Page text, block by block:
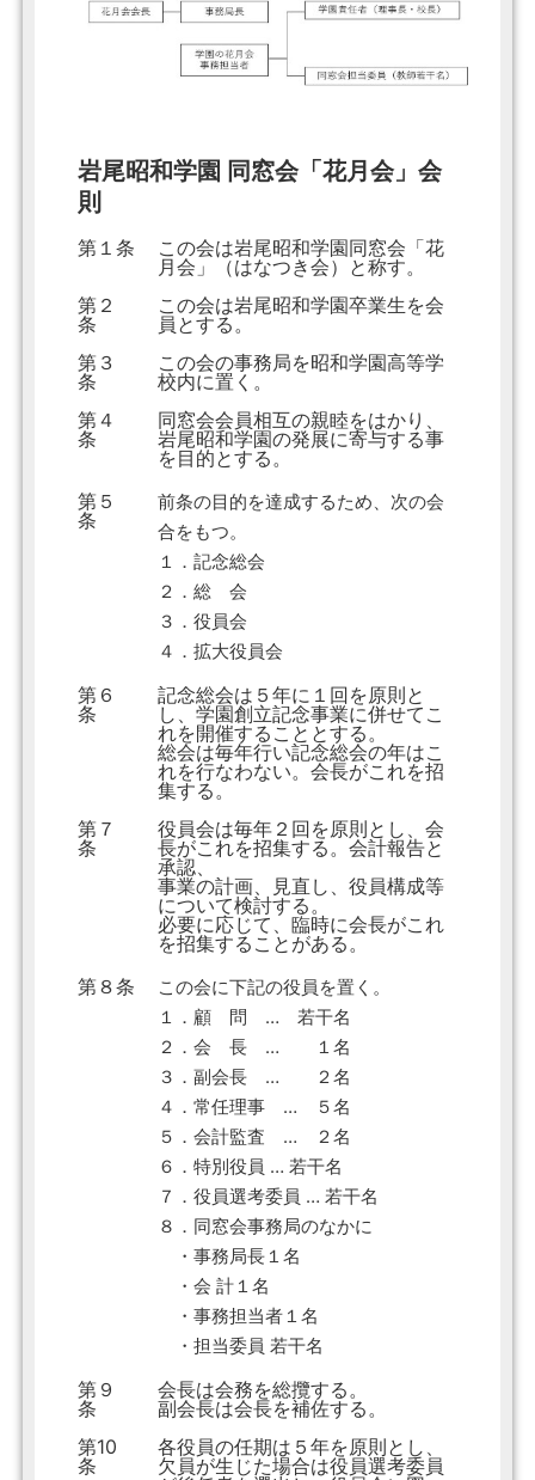
岩尾昭和学園 同窓会「花月会」会
則
第１条
この会は岩尾昭和学園同窓会「花
月会」（はなつき会）と称す。
第２
条
この会は岩尾昭和学園卒業生を会
員とする。
第３
条
この会の事務局を昭和学園高等学
校内に置く。
第４
条
同窓会会員相互の親睦をはかり、
岩尾昭和学園の発展に寄与する事
を目的とする。
第５
条
前条の目的を達成するため、次の会
合をもつ。
１．記念総会
２．総 会
３．役員会
４．拡大役員会
第６
条
記念総会は５年に１回を原則と
し、学園創立記念事業に併せてこ
れを開催することとする。
総会は毎年行い記念総会の年はこ
れを行なわない。会長がこれを招
集する。
第７
条
役員会は毎年２回を原則とし、会
長がこれを招集する。会計報告と
承認、
事業の計画、見直し、役員構成等
について検討する。
必要に応じて、臨時に会長がこれ
を招集することがある。
第８条
この会に下記の役員を置く。
１．顧 問 … 若干名
２．会 長 … １名
３．副会長 … ２名
４．常任理事 … ５名
５．会計監査 … ２名
６．特別役員 … 若干名
７．役員選考委員 … 若干名
８．同窓会事務局のなかに
・事務局長１名
・会 計１名
・事務担当者１名
・担当委員 若干名
第９
条
会長は会務を総攬する。
副会長は会長を補佐する。
第10
条
各役員の任期は５年を原則とし、
欠員が生じた場合は役員選考委員